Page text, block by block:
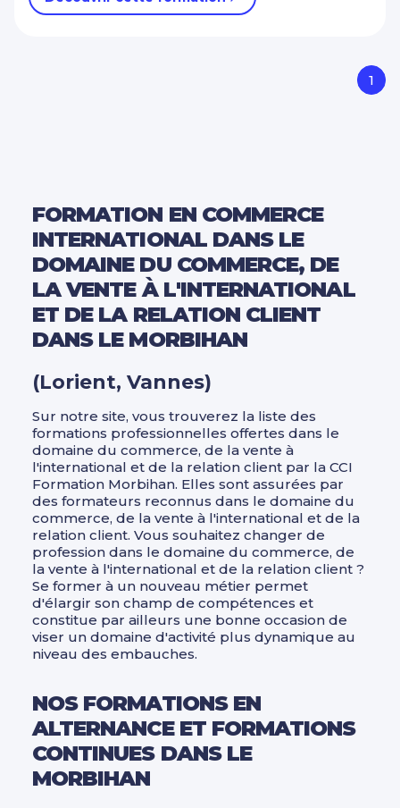
1
FORMATION EN COMMERCE
INTERNATIONAL DANS LE
DOMAINE DU COMMERCE, DE
LA VENTE À L'INTERNATIONAL
ET DE LA RELATION CLIENT
DANS LE MORBIHAN
(Lorient, Vannes)
Sur notre site, vous trouverez la liste des
formations professionnelles offertes dans le
domaine du commerce, de la vente à
l'international et de la relation client par la CCI
Formation Morbihan. Elles sont assurées par
des formateurs reconnus dans le domaine du
commerce, de la vente à l'international et de la
relation client. Vous souhaitez changer de
profession dans le domaine du commerce, de
la vente à l'international et de la relation client ?
Se former à un nouveau métier permet
d'élargir son champ de compétences et
constitue par ailleurs une bonne occasion de
viser un domaine d'activité plus dynamique au
niveau des embauches.
NOS FORMATIONS EN
ALTERNANCE ET FORMATIONS
CONTINUES DANS LE
MORBIHAN